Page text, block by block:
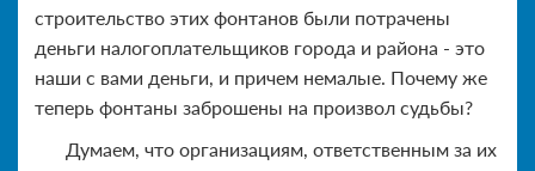
строительство этих фонтанов были потрачены
деньги налогоплательщиков города и района - это
наши с вами деньги, и причем немалые. Почему же
теперь фонтаны заброшены на произвол судьбы?
Думаем, что организациям, ответственным за их